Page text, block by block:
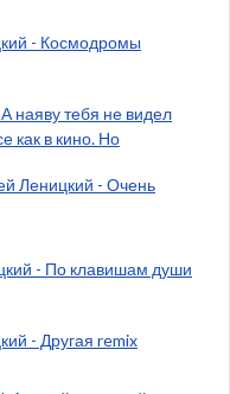
- Космодромы
наяву тебя не видел
как в кино. Но
Леницкий - Очень
- По клавишам души
- Другая remix